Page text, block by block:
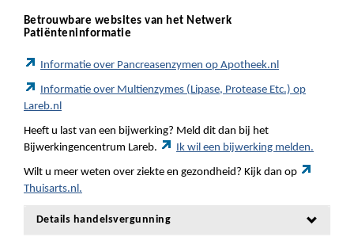
Betrouwbare websites van het Netwerk
Patiënteninformatie
Informatie over Pancreasenzymen op Apotheek.nl
Informatie over Multienzymes (Lipase, Protease Etc.) op
Lareb.nl
Heeft u last van een bijwerking? Meld dit dan bij het
Bijwerkingencentrum Lareb.
Ik wil een bijwerking melden.
Wilt u meer weten over ziekte en gezondheid? Kijk dan op
Thuisarts.nl.
Details handelsvergunning